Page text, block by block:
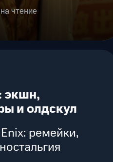
чтение
экшн,
и олдскул
ремейки,